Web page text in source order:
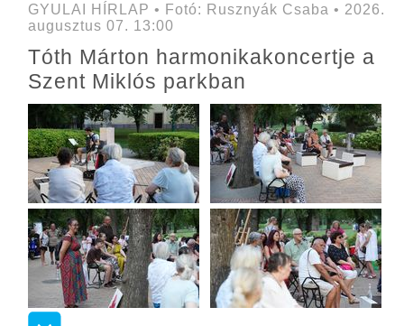
GYULAI HÍRLAP • Fotó: Rusznyák Csaba • 2026.
augusztus 07. 13:00
Tóth Márton harmonikakoncertje a
Szent Miklós parkban